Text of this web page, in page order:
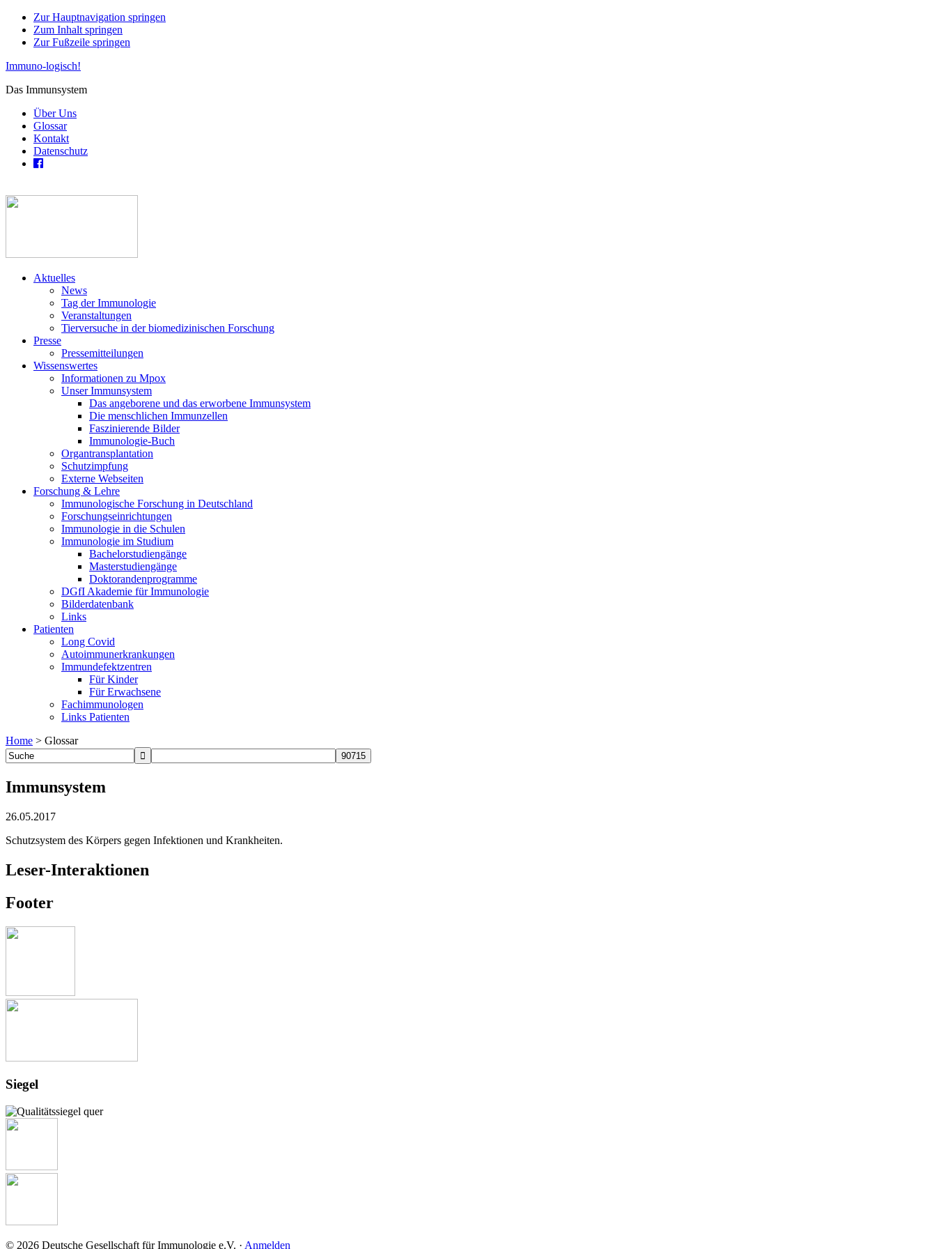
Zur Hauptnavigation springen
Zum Inhalt springen
Zur Fußzeile springen
Immuno-logisch!
Das Immunsystem
Über Uns
Glossar
Kontakt
Datenschutz
Aktuelles
News
Tag der Immunologie
Veranstaltungen
Tierversuche in der biomedizinischen Forschung
Presse
Pressemitteilungen
Wissenswertes
Informationen zu Mpox
Unser Immunsystem
Das angeborene und das erworbene Immunsystem
Die menschlichen Immunzellen
Faszinierende Bilder
Immunologie-Buch
Organtransplantation
Schutzimpfung
Externe Webseiten
Forschung & Lehre
Immunologische Forschung in Deutschland
Forschungseinrichtungen
Immunologie in die Schulen
Immunologie im Studium
Bachelorstudiengänge
Masterstudiengänge
Doktorandenprogramme
DGfI Akademie für Immunologie
Bilderdatenbank
Links
Patienten
Long Covid
Autoimmunerkrankungen
Immundefektzentren
Für Kinder
Für Erwachsene
Fachimmunologen
Links Patienten
Home > Glossar
Immunsystem
26.05.2017
Schutzsystem des Körpers gegen Infektionen und Krankheiten.
Leser-Interaktionen
Footer
Siegel
© 2026 Deutsche Gesellschaft für Immunologie e.V. · Anmelden